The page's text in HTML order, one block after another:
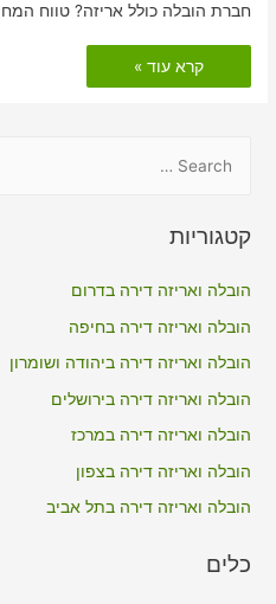
חברת הובלה כולל אריזה? טווח
הובלות
דירה
כולל
קרא עוד »
r
o
r
:
קטגוריות
הובלה ואריזה דירה בדרום
הובלה ואריזה דירה בחיפה
הובלה ואריזה דירה ביהודה ושומרון
הובלה ואריזה דירה בירושלים
הובלה ואריזה דירה במרכז
הובלה ואריזה דירה בצפון
הובלה ואריזה דירה בתל אביב
כלים